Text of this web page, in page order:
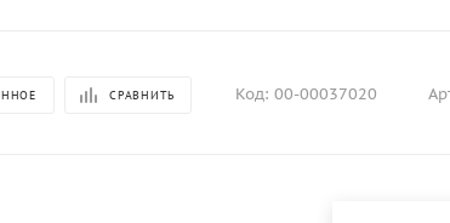
СРАВНИТЬ Код: 00-00037020